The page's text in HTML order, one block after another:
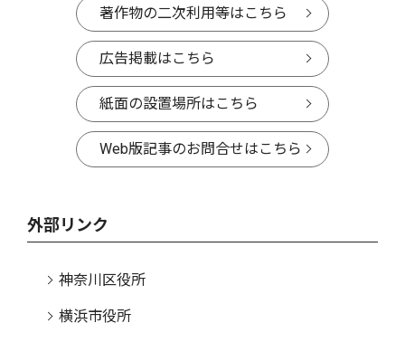
著作物の二次利用等はこちら
広告掲載はこちら
紙面の設置場所はこちら
Web版記事のお問合せはこちら
外部リンク
神奈川区役所
横浜市役所